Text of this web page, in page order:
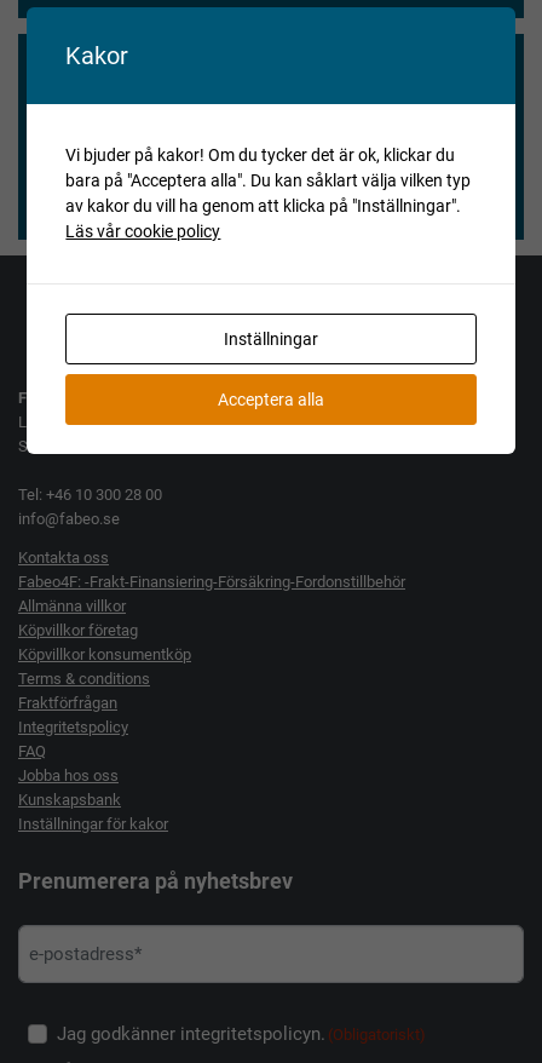
Henry Vitlycke Museum, 2025-04-15
Fabeo AB
Lamellgatan 10
SE-261 35 Landskrona
Tel: +46 10 300 28 00
info@fabeo.se
Kontakta oss
Fabeo4F: -Frakt-Finansiering-Försäkring-Fordonstillbehör
Allmänna villkor
Köpvillkor företag
Köpvillkor konsumentköp
Terms & conditions
Fraktförfrågan
Integritetspolicy
FAQ
Jobba hos oss
Kunskapsbank
Inställningar för kakor
Prenumerera på nyhetsbrev
Jag godkänner integritetspolicyn. (Obligatoriskt)
Kakor
Vi bjuder på kakor! Om du tycker det är ok, klickar du
bara på "Acceptera alla". Du kan såklart välja vilken typ
av kakor du vill ha genom att klicka på "Inställningar".
Läs vår cookie policy
Inställningar
Acceptera alla